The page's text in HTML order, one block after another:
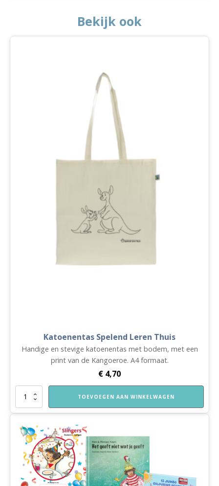
Bekijk ook
Katoenentas Spelend Leren Thuis
Handige en stevige katoenentas met bodem, met een
print van de Kangoeroe. A4 formaat.
€ 4,70
Katoenentas
Leren
aantal
TOEVOEGEN AAN WINKELWAGEN